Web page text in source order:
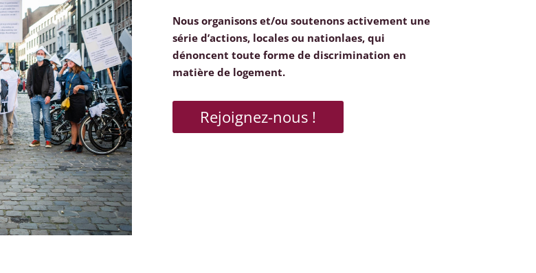
Nous organisons et/ou soutenons activement une
série d’actions, locales ou nationlaes, qui
dénoncent toute forme de discrimination en
matière de logement.
Rejoignez-nous !